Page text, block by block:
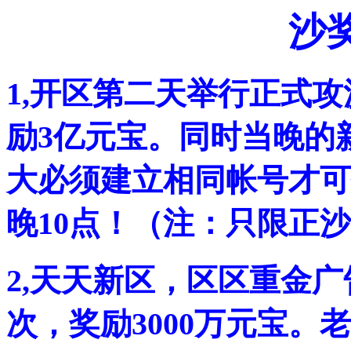
沙
1,开区第二天举行正式
励3亿元宝。同时当晚的
大必须建立相同帐号才
晚10点！（注：只限正
2,天天新区，区区重金
次，奖励3000万元宝。